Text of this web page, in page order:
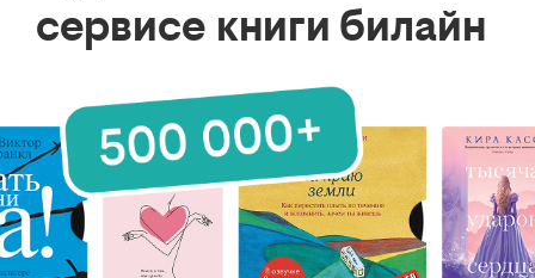
сервисе книги билайн